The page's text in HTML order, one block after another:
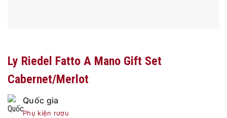
Ly Riedel Fatto A Mano Gift Set
Cabernet/Merlot
Quốc gia
Phụ kiện rượu